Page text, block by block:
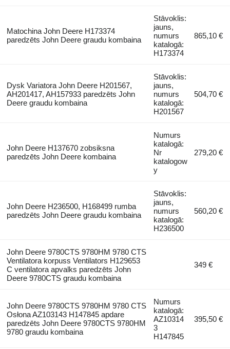
Matochina John Deere H173374
paredzēts John Deere graudu kombaina
Stāvoklis:
jauns,
numurs
katalogā:
H173374
865,10 €
Dysk Variatora John Deere H201567,
AH201417, AH157933 paredzēts John
Deere graudu kombaina
Stāvoklis:
jauns,
numurs
katalogā:
H201567
504,70 €
John Deere H137670 zobsiksna
paredzēts John Deere kombaina
Numurs
katalogā:
Nr
katalogow
y
279,20 €
John Deere H236500, H168499 rumba
paredzēts John Deere graudu kombaina
Stāvoklis:
jauns,
numurs
katalogā:
H236500
560,20 €
John Deere 9780CTS 9780HM 9780 CTS
Ventilatora korpuss Ventilators H129653
C ventilatora apvalks paredzēts John
Deere 9780CTS graudu kombaina
349 €
John Deere 9780CTS 9780HM 9780 CTS
Osłona AZ103143 H147845 apdare
paredzēts John Deere 9780CTS 9780HM
9780 graudu kombaina
Numurs
katalogā:
AZ10314
3
H147845
395,50 €